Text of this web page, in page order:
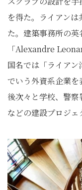
を得た。ライアン
た。建築事務所の
「Alexandre
国名では「ライア
でいう外資系企業
後次々と学校、警
などの建設プロジェ